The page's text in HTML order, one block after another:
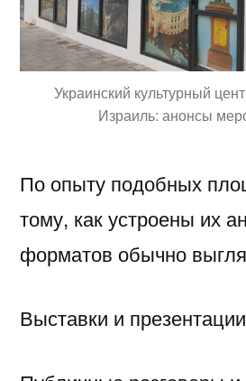
Украинский культурный
Израиль: анонсы
По опыту подобных
тому, как устроены их
форматов обычно
Выставки и